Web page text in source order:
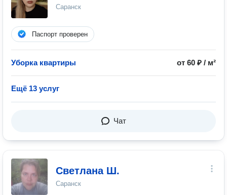
Саранск
Паспорт проверен
Уборка квартиры от 60 ₽ / м²
Ещё 13 услуг
Чат
Светлана Ш.
Саранск